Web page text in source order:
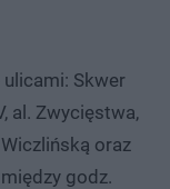
Skwer
al. Zwycięstwa,
oraz
godz.